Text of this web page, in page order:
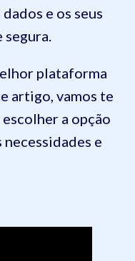
e os seus
plataforma
artigo, vamos te
a opção
necessidades e